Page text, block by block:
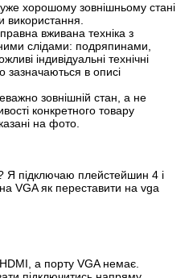
хорошому зовнішньому стані
використання.
вживана техніка з
слідами: подряпинами,
індивідуальні технічні
зазначаються в описі
зовнішній стан, а не
конкретного товару
на фото.
Я підключаю плейстейшин 4 і
VGA як переставити на vga
а порту VGA немає.